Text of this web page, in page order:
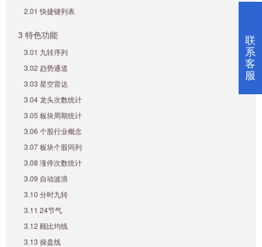
2.01 快捷键列表
3 特色功能
3.01 九转序列
3.02 趋势通道
3.03 星空雷达
3.04 龙头次数统计
3.05 板块周期统计
3.06 个股行业概念
3.07 板块个股同列
3.08 涨停次数统计
3.09 自动波浪
3.10 分时九转
3.11 24节气
3.12 顾比均线
3.13 操盘线
联
系
客
服